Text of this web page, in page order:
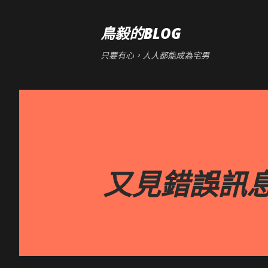
鳥毅的BLOG
只要有心，人人都能成為宅男
又見錯誤訊